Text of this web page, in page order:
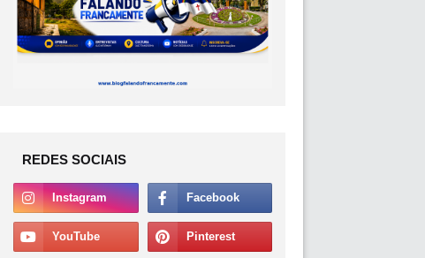
REDES SOCIAIS